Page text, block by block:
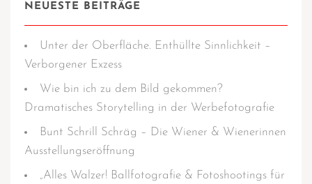
NEUESTE BEITRÄGE
Unter der Oberfläche. Enthüllte Sinnlichkeit –
Verborgener Exzess
Wie bin ich zu dem Bild gekommen?
Dramatisches Storytelling in der Werbefotografie
Bunt Schrill Schräg – Die Wiener & Wienerinnen
Ausstellungseröffnung
„Alles Walzer! Ballfotografie & Fotoshootings für